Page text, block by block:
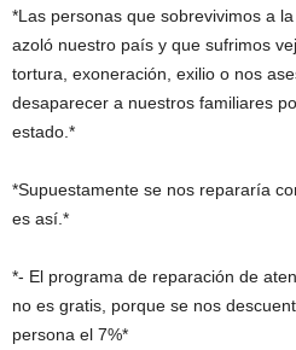
*Las personas que sobrevivimos a
azoló nuestro país y que sufrimos
tortura, exoneración, exilio o nos
desaparecer a nuestros familiares
estado.*
*Supuestamente se nos repararía
es así.*
*- El programa de reparación de
no es gratis, porque se nos
persona el 7%*